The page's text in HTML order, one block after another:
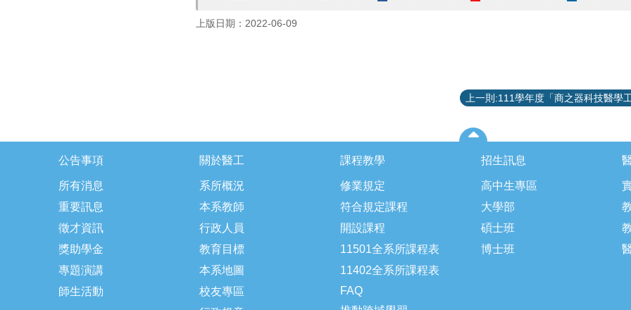
上版日期：2022-06-09
公告事項
所有消息
重要訊息
徵才資訊
獎助學金
專題演講
師生活動
關於醫工
系所概況
本系教師
行政人員
教育目標
本系地圖
校友專區
課程教學
修業規定
符合規定課程
開設課程
11501全系所課程表
11402全系所課程表
FAQ
招生訊息
高中生專區
大學部
碩士班
博士班